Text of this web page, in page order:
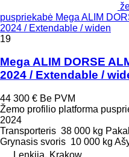
puspriekabė Mega ALIM
2024 / Extendable / widen
19
Mega ALIM DORSE
2024 / Extendable /
44 300 € Be PVM
Žemo profilio platforma
2024
Transporteris 38 000 kg
Grynasis svoris 10 000 kg
Lenkija, Krakow